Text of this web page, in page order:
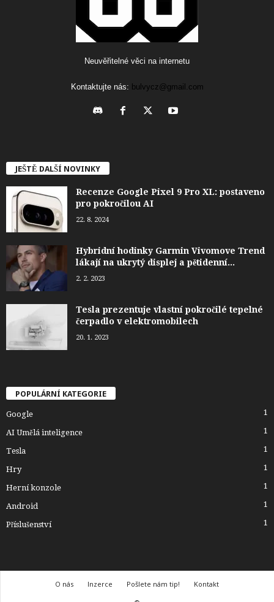
Neuvěřitelné věci na internetu
Kontaktujte nás: bulvycz@gmail.com
JEŠTĚ DALŠÍ NOVINKY
Recenze Google Pixel 9 Pro XL: postaveno
pro pokročilou AI
22. 8. 2024
Hybridní hodinky Garmin Vivomove Trend
lákají na ukrytý displej a pětidenní...
2. 2. 2023
Tesla prezentuje vlastní pokročilé tepelné
čerpadlo v elektromobilech
20. 1. 2023
POPULÁRNÍ KATEGORIE
Google 1
AI Umělá inteligence 1
Tesla 1
Hry 1
Herní konzole 1
Android 1
Příslušenství 1
O nás Inzerce Pošlete nám tip!
Kontakt